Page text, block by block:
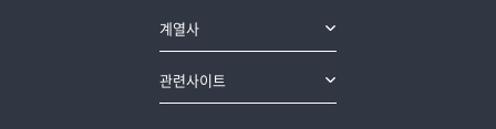
계열사
관련사이트